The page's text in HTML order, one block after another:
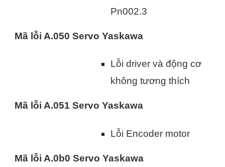
Pn002.3
Mã lỗi A.050 Servo Yaskawa
Lỗi driver và động cơ
không tương thích
Mã lỗi A.051 Servo Yaskawa
Lỗi Encoder motor
Mã lỗi A.0b0 Servo Yaskawa